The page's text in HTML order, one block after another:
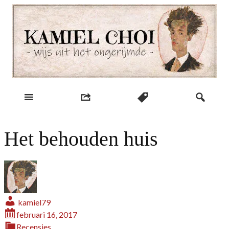
Skip
content
Kamiel Choi
Het behouden huis
kamiel79
februari 16, 2017
Recensies